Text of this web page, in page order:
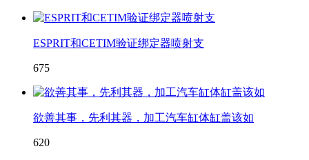
ESPRIT和CETIM验证绑定器喷射支
675
欲善其事，先利其器，加工汽车缸体缸盖该如
620